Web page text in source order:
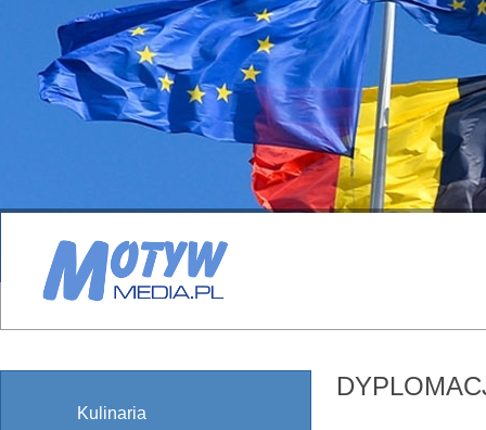
Kulinaria